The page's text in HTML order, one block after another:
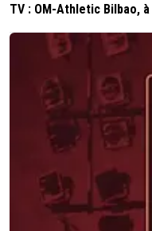
TV : OM-Athletic Bilbao,